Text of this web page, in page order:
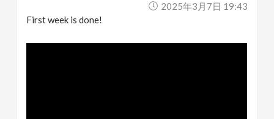
2025年3月7日 19:43
First week is done!